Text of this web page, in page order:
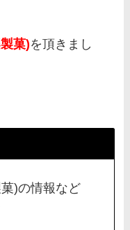
菓)を頂きまし
)の情報など